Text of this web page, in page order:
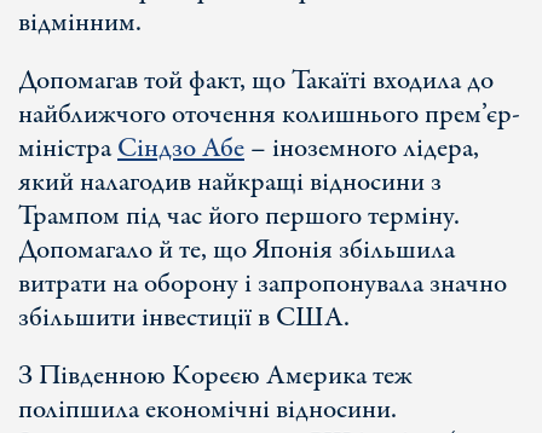
відмінним.
Допомагав той факт, що Такаїті входила до
найближчого оточення колишнього прем’єр-
міністраСіндзо Абе– іноземного лідера,
який налагодив найкращі відносини з
Трампом під час його першого терміну.
Допомагало й те, що Японія збільшила
витрати на оборону і запропонувала значно
збільшити інвестиції в США.
З Південною Кореєю Америка теж
поліпшила економічні відносини.